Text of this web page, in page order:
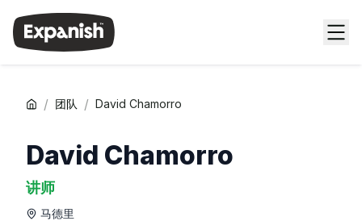
/ 团队 / David Chamorro
David Chamorro
讲师
马德里